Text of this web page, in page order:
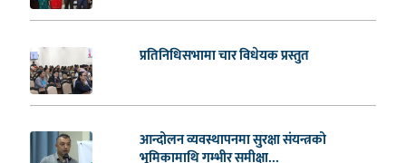
प्रतिनिधिसभामा चार विधेयक प्रस्तुत
आन्दोलन व्यवस्थापनमा सुरक्षा संयन्त्रको
भूमिकामाथि गम्भीर समीक्षा...